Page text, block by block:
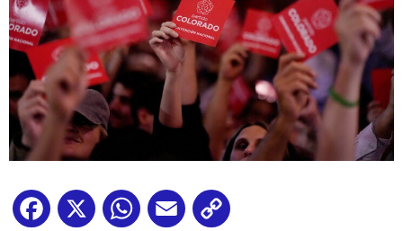
Facebook
X WhatsApp
Email